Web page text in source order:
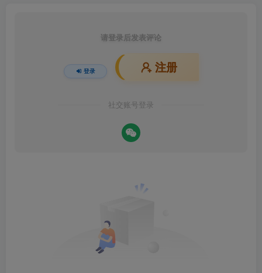
请登录后发表评论
登录 注册
社交账号登录